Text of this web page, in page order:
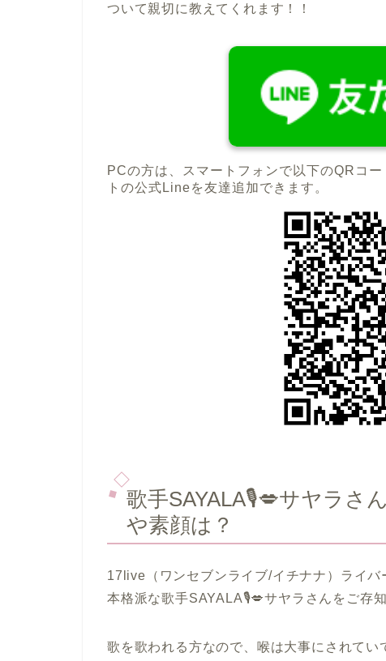
ついて親切に教えてくれます！！
PCの方は、スマートフォンで以下のQRコ
トの公式Lineを友達追加できます。
歌手SAYALA🎙️💋サヤラさ
や素顔は？
17live（ワンセブンライブ/イチナナ）ライ
本格派な歌手SAYALA🎙️💋サヤラさんをご存知
歌を歌われる方なので、喉は大事にされて